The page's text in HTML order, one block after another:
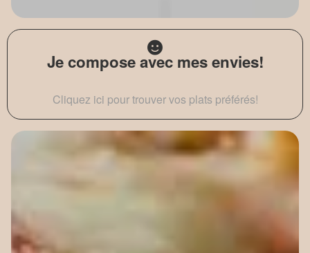
Je compose avec mes envies!
Cliquez ici pour trouver vos plats préférés!